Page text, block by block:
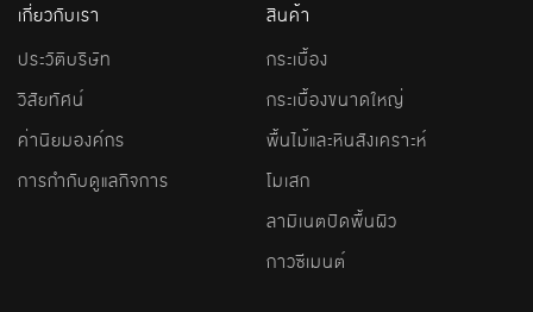
เกี่ยวกับเรา
ประวัติบริษัท
วิสัยทัศน์
ค่านิยมองค์กร
การกำกับดูแลกิจการ
สินค้า
กระเบื้อง
กระเบื้องขนาดใหญ่
พื้นไม้และหินสังเคราะห์
โมเสก
ลามิเนตปิดพื้นผิว
กาวซีเมนต์